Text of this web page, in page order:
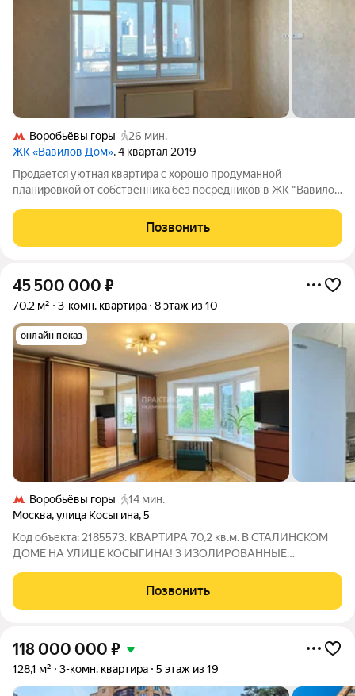
Воробьёвы горы
26 мин.
ЖК «Вавилов Дом», 4 квартал 2019
Продается уютная квартира с хорошо продуманной
планировкой от собственника без посредников в ЖК "Вавилов
квартире никто не прописан, свободная продажа. Отделка
сделана «для себя», выполнена
Позвонить
45 500 000 ₽
70,2 м² 3-комн. квартира 8 этаж из 10
онлайн показ
Воробьёвы горы
14 мин.
Москва,улица Косыгина,5
Код объекта: 2185573. КВАРТИРА 70,2 кв.м. В СТАЛИНСКОМ
ДОМЕ НА УЛИЦЕ КОСЫГИНА! 3 ИЗОЛИРОВАННЫЕ
ОСТАЮТСЯ ЕВРОРЕМОНТ 250м до Ленинского проспекта
100м до парка Воробьевы горы Дом и двор: - Кирпичный дом
Позвонить
118 000 000 ₽
128,1 м² 3-комн. квартира 5 этаж из 19